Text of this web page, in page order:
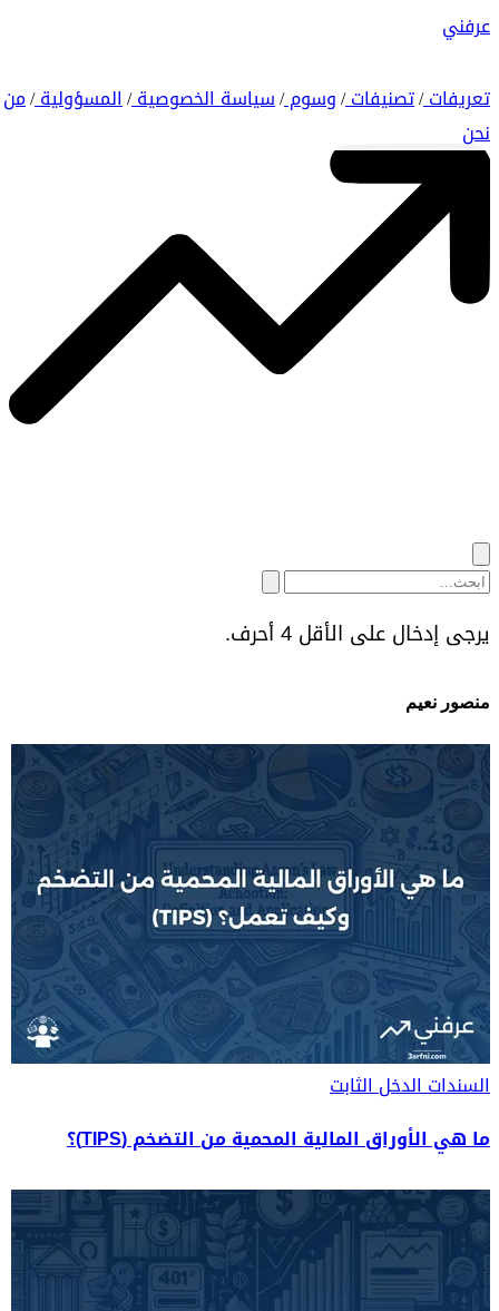
عرفني
تعريفات/ تصنيفات/ وسوم/ سياسة الخصوصية/ المسؤولية/ من
نحن
يرجى إدخال على الأقل 4 أحرف.
منصور نعيم
السنداتالدخل الثابت
ما هي الأوراق المالية المحمية من التضخم (TIPS)؟